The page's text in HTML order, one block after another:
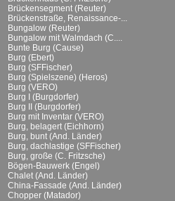
Brückensegment (Reuter)
Brückenstraße, Renaissance-...
Bungalow (Reuter)
Bungalow mit Walmdach (C....
Bunte Burg (Cause)
Burg (Ebert)
Burg (SFFischer)
Burg (Spielszene) (Heros)
Burg (VERO)
Burg I (Burgdorfer)
Burg II (Burgdorfer)
Burg mit Inventar (VERO)
Burg, belagert (Eichhorn)
Burg, bunt (And. Länder)
Burg, dachlastige (SFFischer)
Burg, große (C. Fritzsche)
Bögen-Bauwerk (Engel)
Chalet (And. Länder)
China-Fassade (And. Länder)
Chopper (Matador)